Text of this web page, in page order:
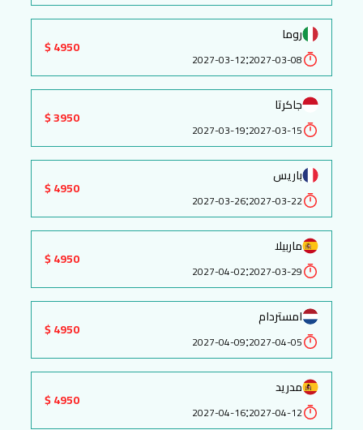
روما
2027-03-08
:
2027-03-12
4950 $
جاكرتا
2027-03-15
:
2027-03-19
3950 $
باريس
2027-03-22
:
2027-03-26
4950 $
ماربيلا
2027-03-29
:
2027-04-02
4950 $
امستردام
2027-04-05
:
2027-04-09
4950 $
مدريد
2027-04-12
:
2027-04-16
4950 $